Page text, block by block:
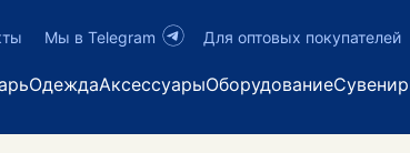
Мы в Telegram Для оптовых покупателей
ОдеждаАксессуарыОборудование